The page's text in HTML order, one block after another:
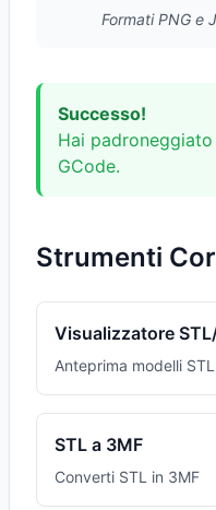
Formati PNG e
Successo!
Hai
GCode.
Strumenti
Visualizzatore
Anteprima modelli
STL a 3MF
Converti STL in 3MF